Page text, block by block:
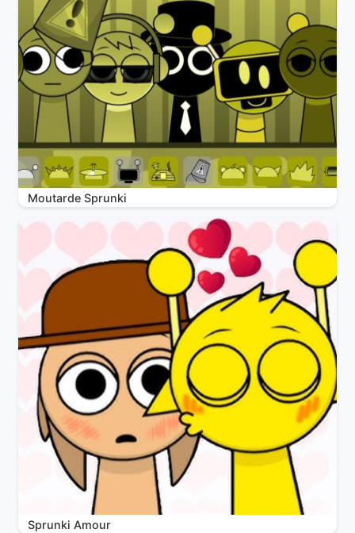
Moutarde Sprunki
Sprunki Amour